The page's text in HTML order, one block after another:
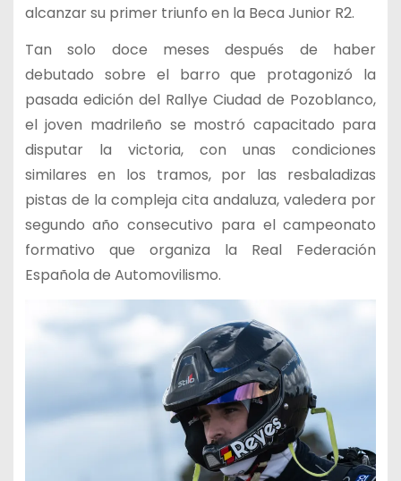
alcanzar su primer triunfo en la Beca Junior R2.
Tan solo doce meses después de haber
debutado sobre el barro que protagonizó la
pasada edición del Rallye Ciudad de Pozoblanco,
el joven madrileño se mostró capacitado para
disputar la victoria, con unas condiciones
similares en los tramos, por las resbaladizas
pistas de la compleja cita andaluza, valedera por
segundo año consecutivo para el campeonato
formativo que organiza la Real Federación
Española de Automovilismo.